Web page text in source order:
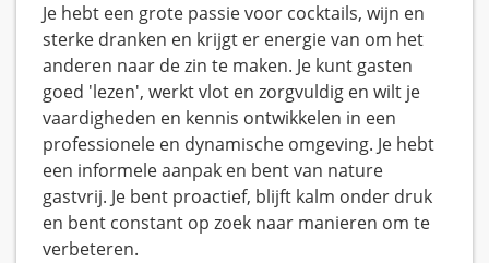
Je hebt een grote passie voor cocktails, wijn en
sterke dranken en krijgt er energie van om het
anderen naar de zin te maken. Je kunt gasten
goed 'lezen', werkt vlot en zorgvuldig en wilt je
vaardigheden en kennis ontwikkelen in een
professionele en dynamische omgeving. Je hebt
een informele aanpak en bent van nature
gastvrij. Je bent proactief, blijft kalm onder druk
en bent constant op zoek naar manieren om te
verbeteren.